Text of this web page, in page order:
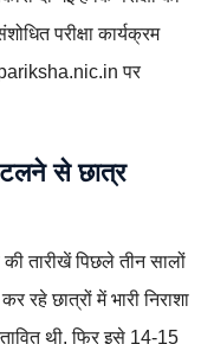
परीक्षा कार्यक्रम
पर
टलने से छात्र
की तारीखें पिछले तीन सालों
छात्रों में भारी निराशा
थी, फिर इसे 14-15